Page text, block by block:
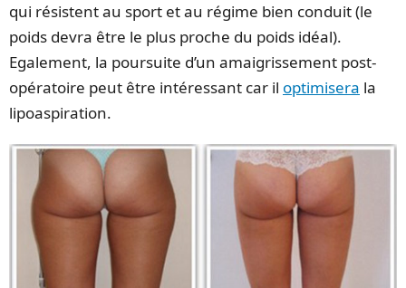
qui résistent au sport et au régime bien conduit (le
poids devra être le plus proche du poids idéal).
Egalement, la poursuite d’un amaigrissement post-
opératoire peut être intéressant car il optimisera la
lipoaspiration.